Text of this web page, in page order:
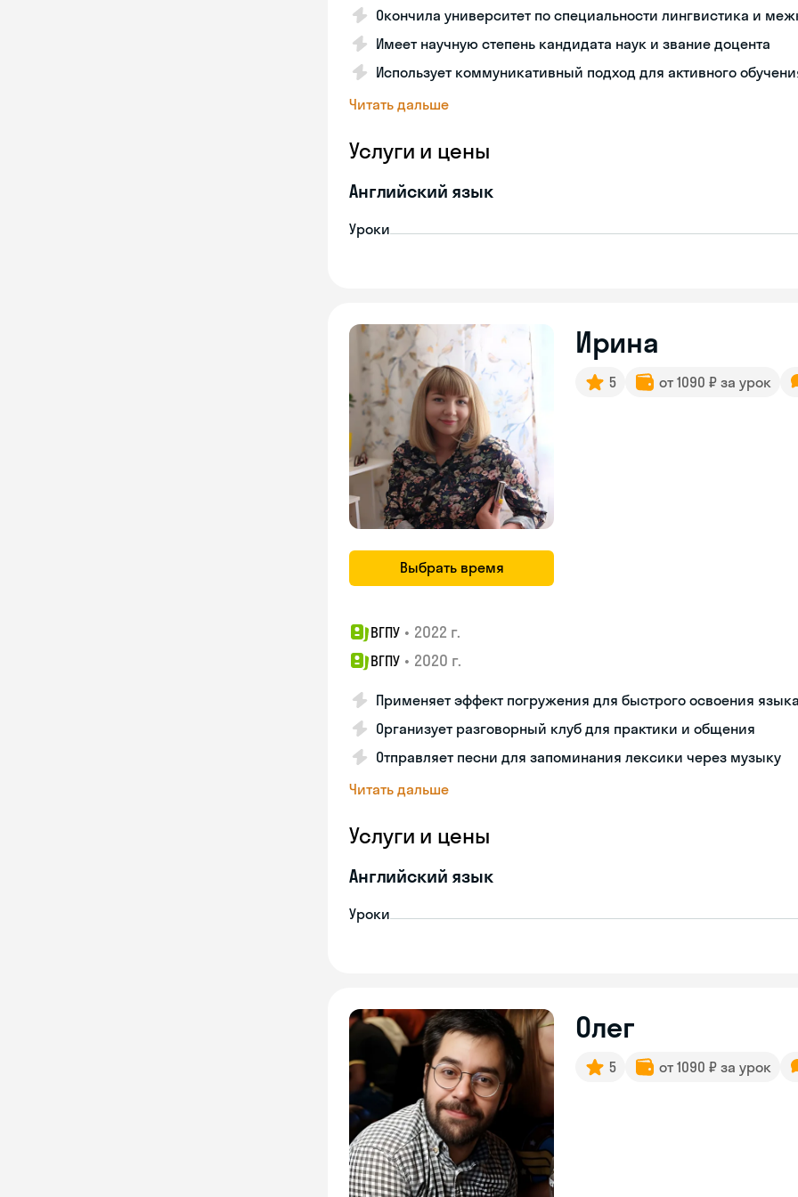
Окончила университет по специальности лингвистика и
Имеет научную степень кандидата наук и звание доцента
Использует коммуникативный подход для активного
Читать дальше
Услуги и цены
Английский язык
Уроки
Выбрать время
Ирина
5 от 1090 ₽ за урок
ВГПУ • 2022 г.
ВГПУ • 2020 г.
Применяет эффект погружения для быстрого освоения
Организует разговорный клуб для практики и общения
Отправляет песни для запоминания лексики через музыку
Читать дальше
Услуги и цены
Английский язык
Уроки
Олег
5 от 1090 ₽ за урок